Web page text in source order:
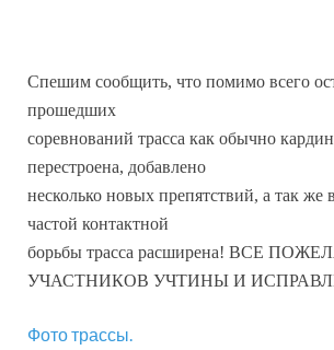
Спешим сообщить, что помимо всего
прошедших
соревнований трасса как обычно
перестроена, добавлено
несколько новых препятствий, а так же
частой контактной
борьбы трасса расширена! ВСЕ
УЧАСТНИКОВ УЧТИНЫ И
Фото трассы.